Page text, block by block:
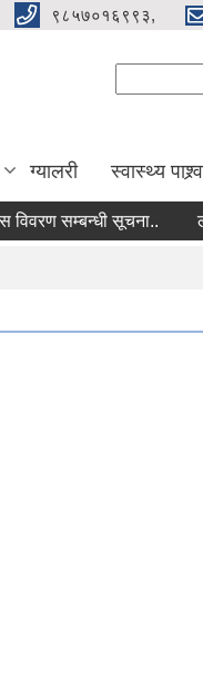
९८५७०१६९९३,
ग्यालरी स्वास्थ्य
सम्बन्धी सूचना..